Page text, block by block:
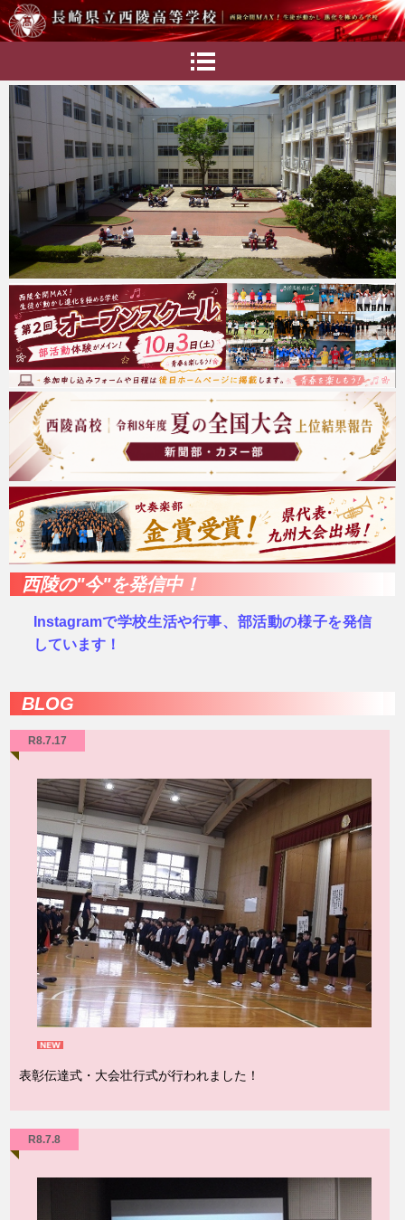
西陵の"今"を発信中！
Instagramで学校生活や行事、部活動の様子を発信
しています！
BLOG
R8.7.17
表彰伝達式・大会壮行式が行われました！
R8.7.8